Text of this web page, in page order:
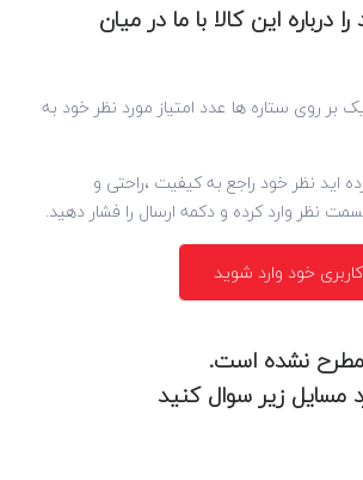
درباره این کالا با ما در میان
بر روی ستاره ها عدد امتیاز مورد نظر خود به
اید نظر خود راجع به کیفیت ،راحتی و
نظر وارد کرده و دکمه ارسال را فشار دهید.
خود وارد شوید
نشده است.
مسایل زیر سوال کنید